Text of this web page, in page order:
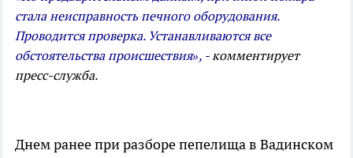
стала неисправность печного оборудования.
Проводится проверка. Устанавливаются все
обстоятельства происшествия», -комментирует
пресс-служба.
Днем ранее при разборе пепелища в Вадинском